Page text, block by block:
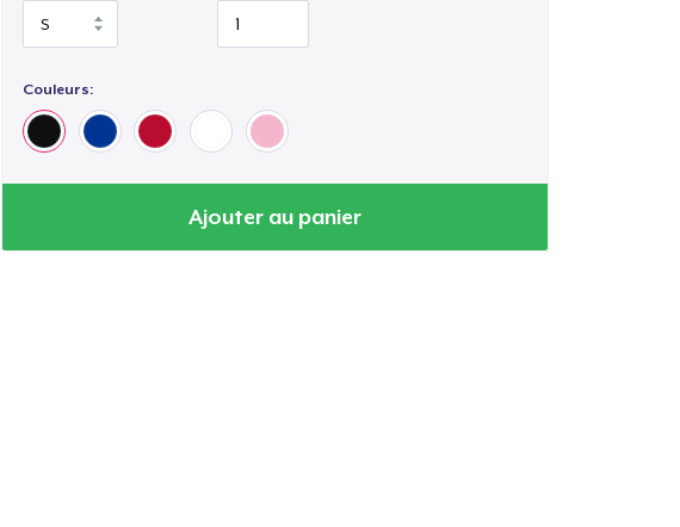
Couleurs:
Ajouter au panier